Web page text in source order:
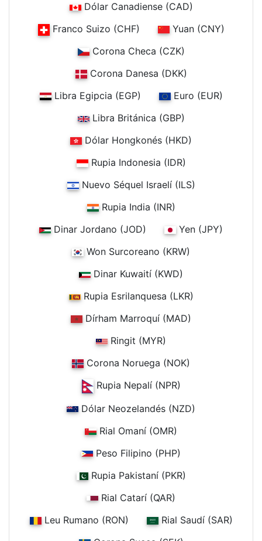
Dólar Canadiense (CAD)
Franco Suizo (CHF)
Yuan (CNY)
Corona Checa (CZK)
Corona Danesa (DKK)
Libra Egipcia (EGP)
Euro (EUR)
Libra Británica (GBP)
Dólar Hongkonés (HKD)
Rupia Indonesia (IDR)
Nuevo Séquel Israelí (ILS)
Rupia India (INR)
Dinar Jordano (JOD)
Yen (JPY)
Won Surcoreano (KRW)
Dinar Kuwaití (KWD)
Rupia Esrilanquesa (LKR)
Dírham Marroquí (MAD)
Ringit (MYR)
Corona Noruega (NOK)
Rupia Nepalí (NPR)
Dólar Neozelandés (NZD)
Rial Omaní (OMR)
Peso Filipino (PHP)
Rupia Pakistaní (PKR)
Rial Catarí (QAR)
Leu Rumano (RON)
Rial Saudí (SAR)